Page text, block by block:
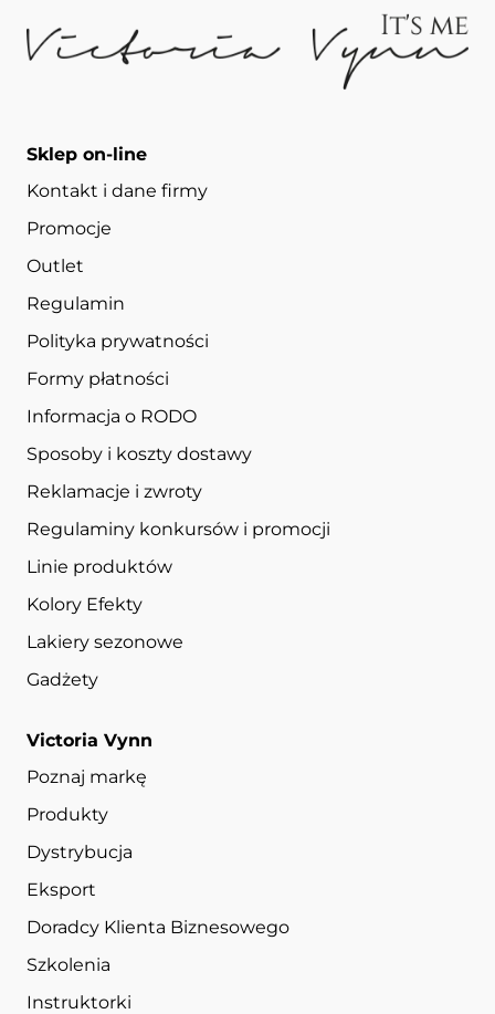
Sklep on-line
Kontakt i dane firmy
Promocje
Outlet
Regulamin
Polityka prywatności
Formy płatności
Informacja o RODO
Sposoby i koszty dostawy
Reklamacje i zwroty
Regulaminy konkursów i promocji
Linie produktów
Kolory Efekty
Lakiery sezonowe
Gadżety
Victoria Vynn
Poznaj markę
Produkty
Dystrybucja
Eksport
Doradcy Klienta Biznesowego
Szkolenia
Instruktorki